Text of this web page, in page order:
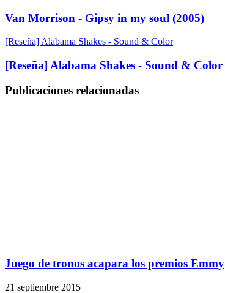
Van Morrison - Gipsy in my soul (2005)
[Reseña] Alabama Shakes - Sound & Color
[Reseña] Alabama Shakes - Sound & Color
Publicaciones relacionadas
Juego de tronos acapara los premios Emmy
21 septiembre 2015